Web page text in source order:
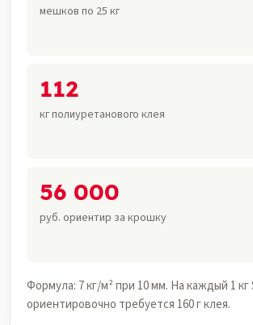
мешков по 25 кг
112
кг полиуретанового клея
56 000
руб. ориентир за крошку
Формула: 7 кг/м² при 10 мм. На каждый 1 кг
ориентировочно требуется 160 г клея.